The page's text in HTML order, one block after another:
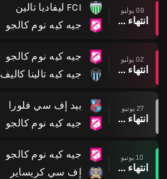
09 يوليو
انتهاء وقت المباراة
FCI ليفاديا تالين
جيه كيه نوم كالجو
02 يوليو
انتهاء وقت المباراة
جيه كيه نوم كالجو
جيه كيه تالينا كاليف
27 يونيو
انتهاء وقت المباراة
بيد إف سي فلورا
جيه كيه نوم كالجو
10 يونيو
انتهاء وقت المباراة
جيه كيه نوم كالجو
إف سي كريساير